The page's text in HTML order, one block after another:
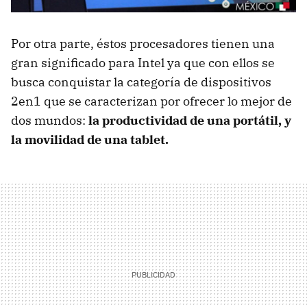
Por otra parte, éstos procesadores tienen una
gran significado para Intel ya que con ellos se
busca conquistar la categoría de dispositivos
2en1 que se caracterizan por ofrecer lo mejor de
dos mundos: la productividad de una portátil, y
la movilidad de una tablet.